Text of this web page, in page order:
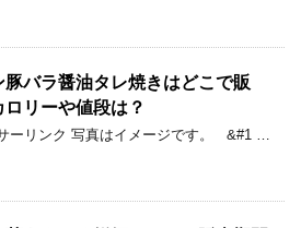
豚バラ醤油タレ焼きはどこで販
ロリーや値段は？
ーリンク 写真はイメージです。 &#1 …